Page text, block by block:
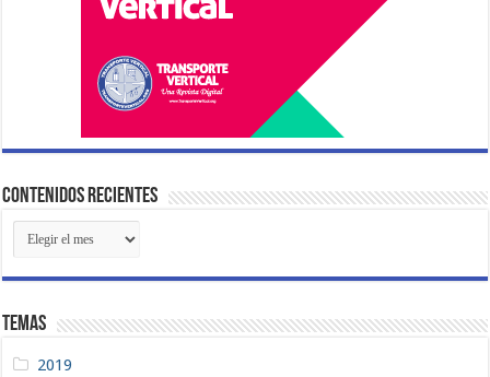
Contenidos Recientes
Contenidos
Recientes
Temas
2019